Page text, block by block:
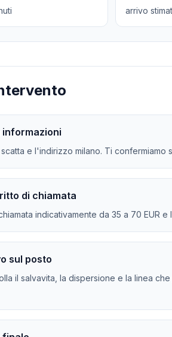
arrivo
e l'indirizzo milano. Ti confermiamo
di chiamata
indicativamente da 35 a 70 EUR
sul posto
il salvavita, la dispersione e la linea